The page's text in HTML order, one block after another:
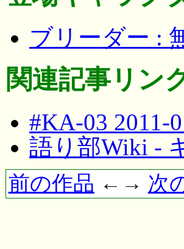
ブリーダー :
関連記事リン
#KA-03 2011-
語り部Wiki -
前の作品 ←→ 次